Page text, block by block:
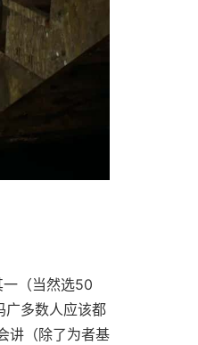
（当然选50
广多数人应该都
讲（除了为者基